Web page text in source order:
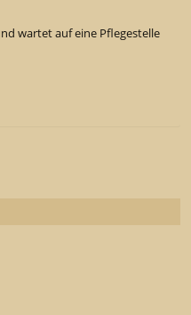
wartet auf eine Pflegestelle